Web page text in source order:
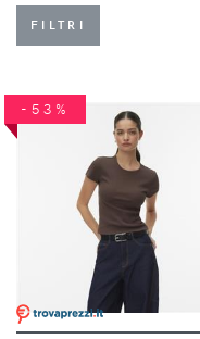
FILTRI
-53%